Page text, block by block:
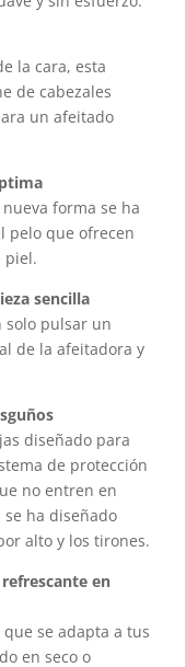
la cara, esta
de cabezales
un afeitado
forma se ha
pelo que ofrecen
piel.
sencilla
solo pulsar un
de la afeitadora y
diseñado para
de protección
no entren en
ha diseñado
alto y los tirones.
en
se adapta a tus
en seco o